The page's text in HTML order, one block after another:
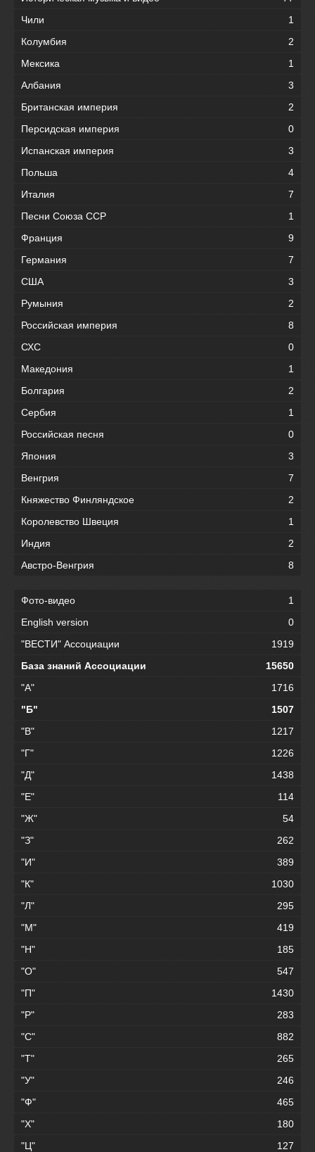
Чили
1
Колумбия
2
Мексика
1
Албания
3
Британская империя
2
Персидская империя
0
Испанская империя
3
Польша
4
Италия
7
Песни Союза ССР
1
Франция
9
Германия
7
США
3
Румыния
2
Российская империя
8
СХС
0
Македония
1
Болгария
2
Сербия
1
Российская песня
0
Япония
3
Венгрия
7
Княжество Финляндское
2
Королевство Швеция
1
Индия
2
Австро-Венгрия
8
Фото-видео
1
English version
0
"ВЕСТИ" Ассоциации
1919
База знаний Ассоциации
15650
"А"
1716
"Б"
1507
"В"
1217
"Г"
1226
"Д"
1438
"Е"
114
"Ж"
54
"З"
262
"И"
389
"К"
1030
"Л"
295
"М"
419
"Н"
185
"О"
547
"П"
1430
"Р"
283
"С"
882
"Т"
265
"У"
246
"Ф"
465
"Х"
180
"Ц"
127